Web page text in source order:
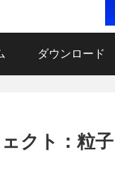
ダウンロード
クト：粒子